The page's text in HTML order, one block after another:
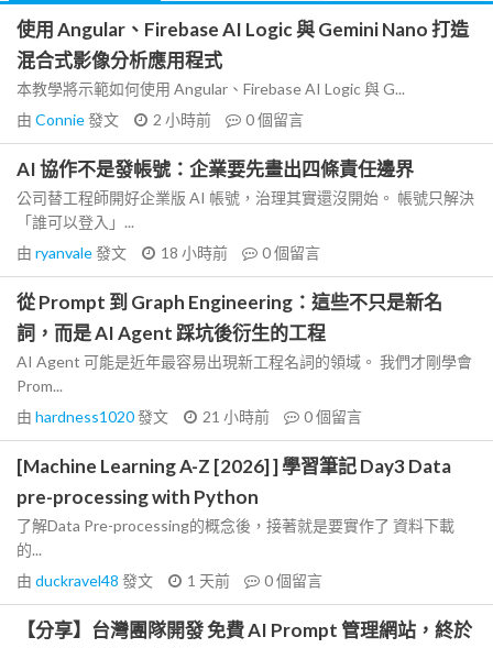
使用 Angular、Firebase AI Logic 與 Gemini Nano 打造
混合式影像分析應用程式
本教學將示範如何使用 Angular、Firebase AI Logic 與 G...
由 Connie發文 2 小時前 0個留言
AI 協作不是發帳號：企業要先畫出四條責任邊界
公司替工程師開好企業版 AI 帳號，治理其實還沒開始。 帳號只解決
「誰可以登入」...
由 ryanvale發文 18 小時前 0個留言
從 Prompt 到 Graph Engineering：這些不只是新名
詞，而是 AI Agent 踩坑後衍生的工程
AI Agent 可能是近年最容易出現新工程名詞的領域。 我們才剛學會
Prom...
由 hardness1020發文 21 小時前 0個留言
[Machine Learning A-Z [2026] ] 學習筆記 Day3 Data
pre-processing with Python
了解Data Pre-processing的概念後，接著就是要實作了 資料下載
的...
由 duckravel48 發文 1 天前 0個留言
【分享】台灣團隊開發 免費 AI Prompt 管理網站，終於